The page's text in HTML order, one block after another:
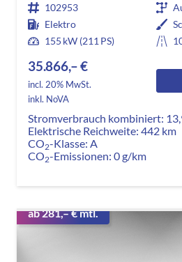
102953
Elektro
155 kW (211 PS)
35.866,– €
incl. 20% MwSt.
inkl. NoVA
Stromverbrauch kombiniert:
Elektrische Reichweite: 442 km
CO2-Klasse: A
CO2-Emissionen: 0 g/km
ab 281,– € mtl.